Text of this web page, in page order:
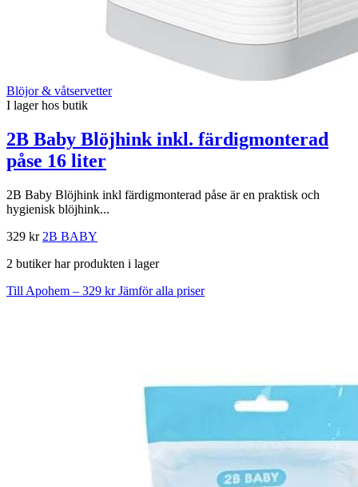
Blöjor & våtservetter
I lager hos butik
2B Baby Blöjhink inkl. färdigmonterad
påse 16 liter
2B Baby Blöjhink inkl färdigmonterad påse är en praktisk och
hygienisk blöjhink...
329 kr 2B BABY
2 butiker har produkten i lager
Till Apohem – 329 krJämför alla priser